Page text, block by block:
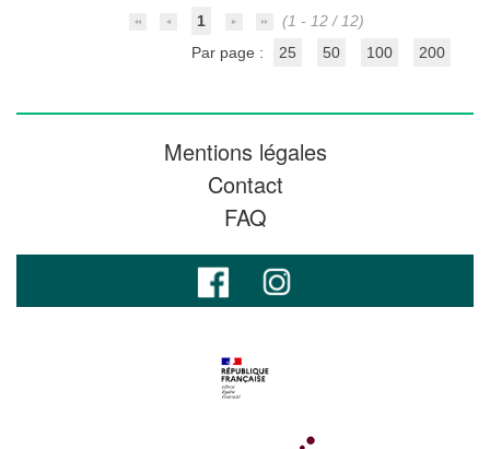
1
(1 - 12 / 12)
Par page :
25 50 100 200
Mentions légales
Contact
FAQ